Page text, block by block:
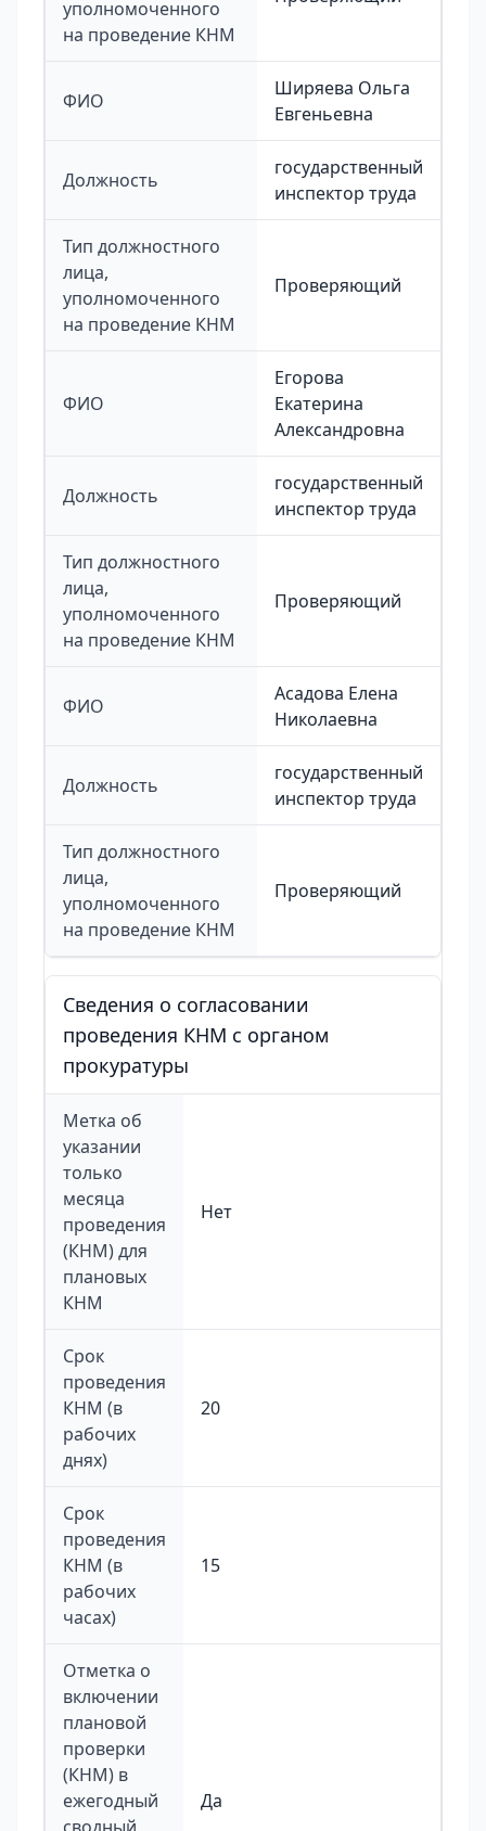
уполномоченного
на проведение КНМ
ФИО
Ширяева Ольга
Евгеньевна
Должность
государственный
инспектор труда
Тип должностного
лица,
уполномоченного
на проведение КНМ
Проверяющий
ФИО
Егорова
Екатерина
Александровна
Должность
государственный
инспектор труда
Тип должностного
лица,
уполномоченного
на проведение КНМ
Проверяющий
ФИО
Асадова Елена
Николаевна
Должность
государственный
инспектор труда
Тип должностного
лица,
уполномоченного
на проведение КНМ
Проверяющий
Сведения о согласовании
проведения КНМ с органом
прокуратуры
Метка об
указании
только
месяца
проведения
(КНМ) для
плановых
КНМ
Нет
Срок
проведения
КНМ (в
рабочих
днях)
20
Срок
проведения
КНМ (в
рабочих
часах)
15
Отметка о
включении
плановой
проверки
(КНМ) в
ежегодный
Да